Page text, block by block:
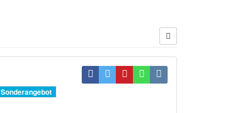
Sonderangebot